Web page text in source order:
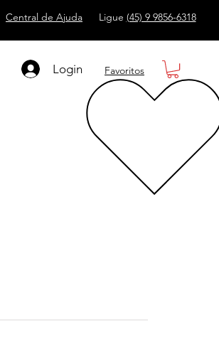
Central de Ajuda Ligue (45) 9 9856-6318
Login Favoritos